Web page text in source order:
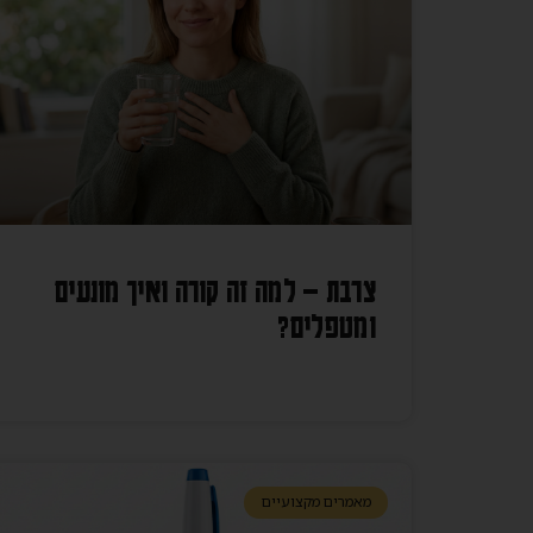
צרבת – למה זה קורה ואיך מונעים
ומטפלים?
מאמרים מקצועיים